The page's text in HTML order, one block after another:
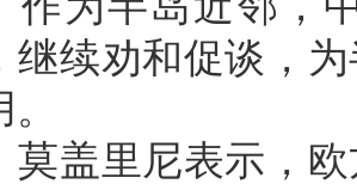
继续劝和促谈，
里尼表示，欧